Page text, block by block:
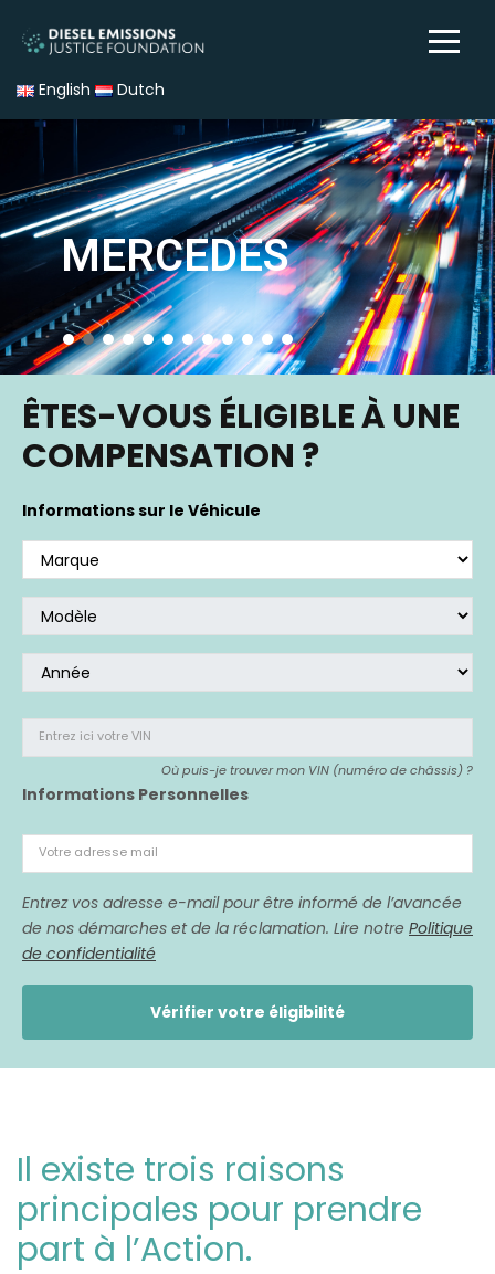
English Dutch
MERCEDES
ÊTES-VOUS ÉLIGIBLE À UNE
COMPENSATION ?
Informations sur le Véhicule
Entrez ici votre VIN
Où puis-je trouver mon VIN (numéro de châssis) ?
Informations Personnelles
Votre adresse mail
Entrez vos adresse e-mail pour être informé de l’avancée
de nos démarches et de la réclamation. Lire notre Politique
de confidentialité
Vérifier votre éligibilité
Si vous avez acheté un véhicule affecté,
Il existe trois raisons
principales pour prendre
part à l’Action.